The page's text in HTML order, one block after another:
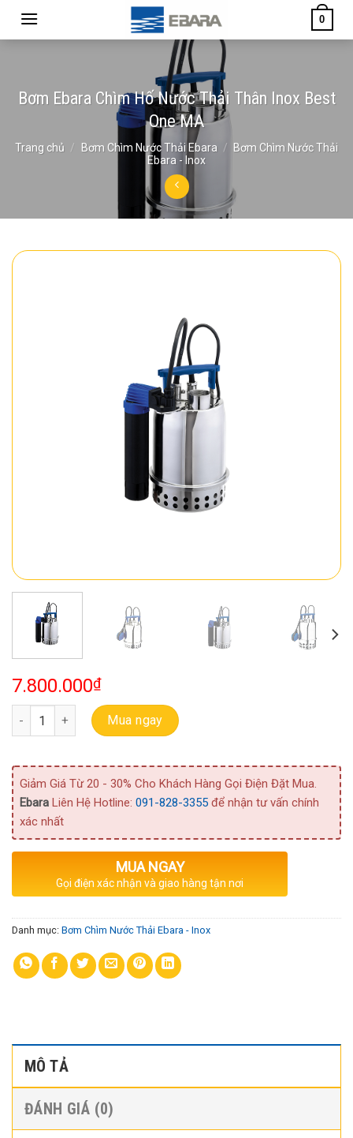
0
Bơm Ebara Chìm Hố Nước Thải Thân Inox Best
One MA
Trang chủ / Bơm Chìm Nước Thải Ebara /
Bơm Chìm Nước Thải
Ebara - Inox
7.800.000₫
Bơm Ebara Chìm Hố Nước Thải Thân Inox Best One MA số lượng
Mua ngay
Giảm Giá Từ 20 - 30% Cho Khách Hàng Gọi Điện Đặt Mua.
Ebara Liên Hệ Hotline: 091-828-3355 để nhận tư vấn chính
xác nhất
MUA NGAY
Gọi điện xác nhận và giao hàng tận nơi
Danh mục: Bơm Chìm Nước Thải Ebara - Inox
MÔ TẢ
ĐÁNH GIÁ (0)